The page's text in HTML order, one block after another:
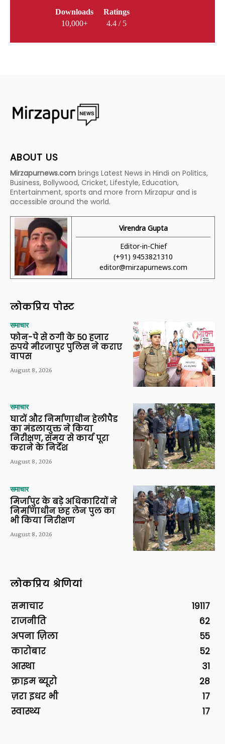
Downloads
10,000+
Ratings
4.4 / 5
ABOUT US
Mirzapurnews.com brings Latest News in Hindi on Politics,
Business, Bollywood, Cricket, Lifestyle, Education,
Entertainment, sports and more from Mirzapur and is
accessible around the world.
Virendra Gupta
Editor-in-Chief
(+91) 9453821310
editor@mirzapurnews.com
लोकप्रिय पोस्ट
समाचार
फोन-पे से ठगी के 50 हजार
रुपये मीरजापुर पुलिस ने कराए
वापस
August 8, 2026
समाचार
घाटों और निर्माणाधीन हेलीपैड
का मंडलायुक्त ने किया
निरीक्षण, समय से कार्य पूरा
कराने के निर्देश
August 8, 2026
समाचार
मिर्जापुर के बड़े अधिकारियों ने
निर्माणाधीन छह लेन पुल का
भी किया निरीक्षण
August 8, 2026
लोकप्रिय श्रेणियां
समाचार
19117
राजनीति
62
अपना ज़िला
55
कारोबार
52
आस्था
31
क्राइम ब्यूरो
28
ज़रा इधर भी
17
स्वास्थ्य
17